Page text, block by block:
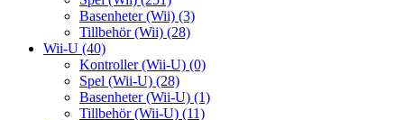
Basenheter (Wii) (3)
Tillbehör (Wii) (28)
Wii-U (40)
Kontroller (Wii-U) (0)
Spel (Wii-U) (28)
Basenheter (Wii-U) (1)
Tillbehör (Wii-U) (11)